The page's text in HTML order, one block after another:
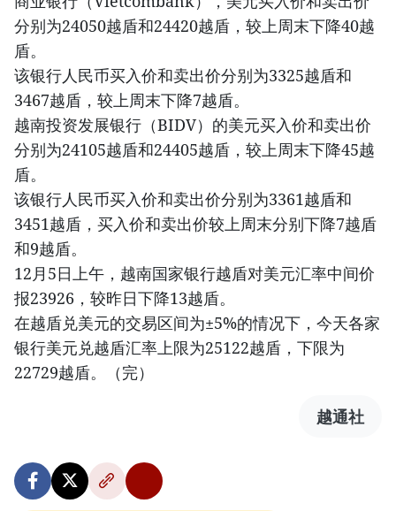
分别为24050越盾和24420越盾，较上周末下降40越
盾。
该银行人民币买入价和卖出价分别为3325越盾和
3467越盾，较上周末下降7越盾。
越南投资发展银行（BIDV）的美元买入价和卖出价
分别为24105越盾和24405越盾，较上周末下降45越
盾。
该银行人民币买入价和卖出价分别为3361越盾和
3451越盾，买入价和卖出价较上周末分别下降7越盾
和9越盾。
12月5日上午，越南国家银行越盾对美元汇率中间价
报23926，较昨日下降13越盾。
在越盾兑美元的交易区间为±5%的情况下，今天各家
银行美元兑越盾汇率上限为25122越盾，下限为
22729越盾。（完）
越通社